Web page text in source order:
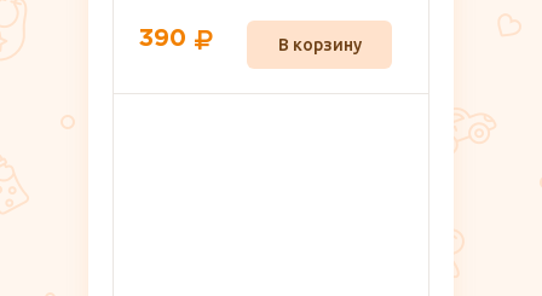
390 В корзину